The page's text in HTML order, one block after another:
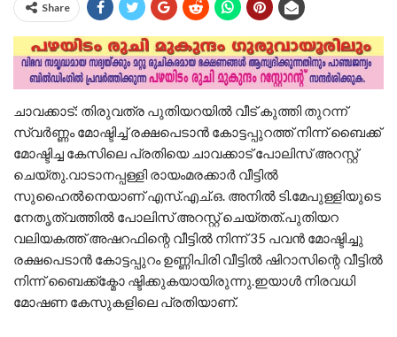
Share
ചാവക്കാട്: തിരുവത്ര പുതിയറയില്‍ വീട് കുത്തി തുറന്ന്
സ്വര്‍ണ്ണം മോഷ്ടിച്ച് രക്ഷപെടാന്‍ കോട്ടപ്പുറത്ത് നിന്ന് ബൈക്ക്
മോഷ്ടിച്ച കേസിലെ പ്രതിയെ ചാവക്കാട് പോലിസ് അറസ്റ്റ്
ചെയ്തു.വാടാനപ്പള്ളി രായംമരക്കാര്‍ വീട്ടില്‍
സുഹൈല്‍നെയാണ് എസ്.എച്.ഒ. അനില്‍ ടി.മേപുള്ളിയുടെ
നേതൃത്വത്തില്‍ പോലിസ് അറസ്റ്റ് ചെയ്തത്.പുതിയറ
വലിയകത്ത് അഷറഫിന്റെ വീട്ടില്‍ നിന്ന് 35 പവന്‍ മോഷ്ടിച്ചു
രക്ഷപെടാന്‍ കോട്ടപ്പുറം ഉണ്ണിപിരി വീട്ടില്‍ ഷിറാസിന്റെ വീട്ടില്‍
നിന്ന് ബൈക്ക്ക്മോ ഷ്ടിക്കുകയായിരുന്നു.ഇയാള്‍ നിരവധി
മോഷണ കേസുകളിലെ പ്രതിയാണ്.